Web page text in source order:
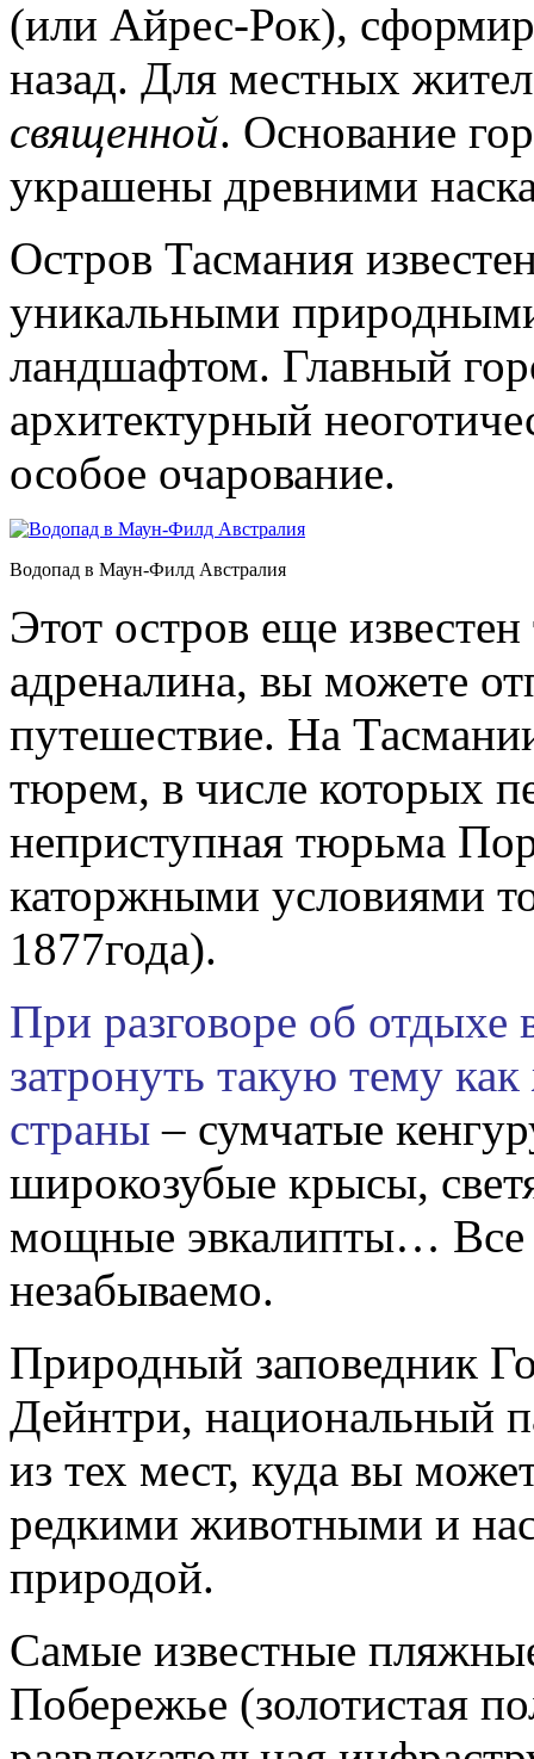
(или Айрес-Рок),
назад. Для местных
священной. Основание
украшены древними
Остров Тасмания
уникальными
ландшафтом. Главный
архитектурный
особое очарование.
Водопад в Маун-Филд Австралия
Этот остров еще
адреналина, вы можете
путешествие. На
тюрем, в числе которых
неприступная тюрьма
каторжными условиями
1877года).
При разговоре об отдыхе
затронуть такую тему
страны – сумчатые
широкозубые крысы,
мощные эвкалипты… Все
незабываемо.
Природный заповедник
Дейнтри, национальный
из тех мест, куда вы
редкими животными и
природой.
Самые известные
Побережье (золотистая